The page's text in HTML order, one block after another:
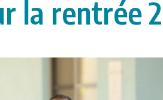
la rentrée